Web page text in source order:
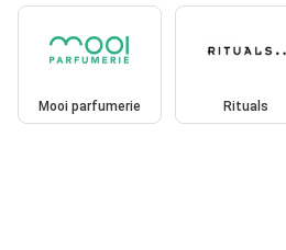
Mooi parfumerie Rituals